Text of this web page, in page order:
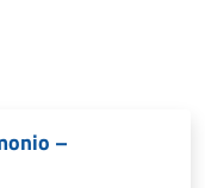
–